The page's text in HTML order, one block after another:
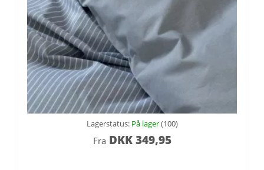
Lagerstatus: På lager(100)
Fra DKK349,95